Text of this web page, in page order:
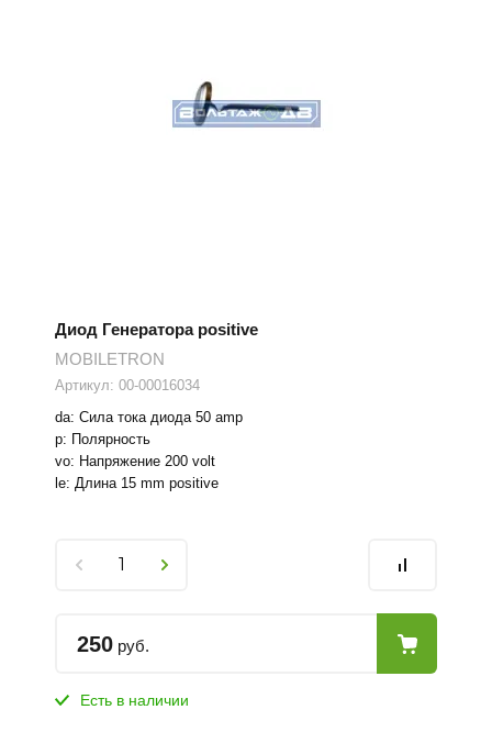
Диод Генератора positive
MOBILETRON
Артикул: 00-00016034
da: Сила тока диода 50 amp
p: Полярность
vo: Напряжение 200 volt
le: Длина 15 mm positive
250 руб.
Есть в наличии